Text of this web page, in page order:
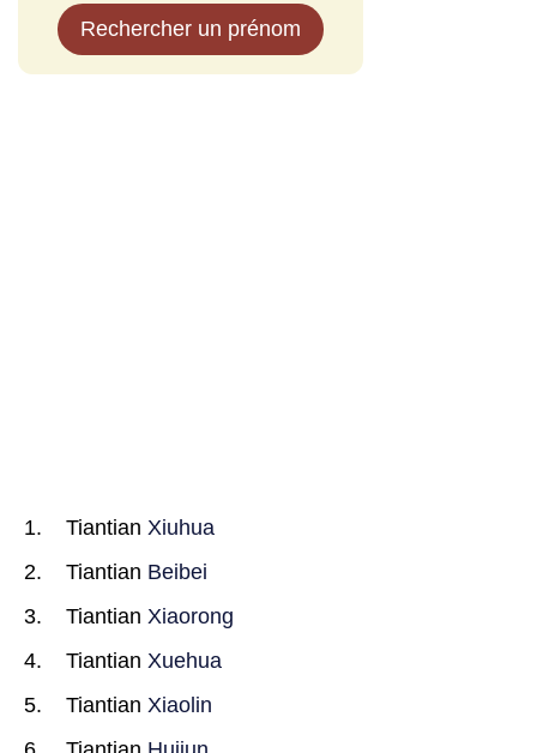
Rechercher un prénom
Tiantian Xiuhua
Tiantian Beibei
Tiantian Xiaorong
Tiantian Xuehua
Tiantian Xiaolin